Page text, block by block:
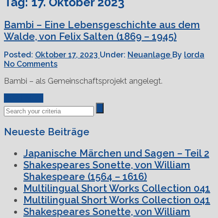
Bambi – Eine Lebensgeschichte aus dem
Walde, von Felix Salten (1869 – 1945)
Posted: Oktober 17, 2023 Under: Neuanlage By lorda
No Comments
Bambi – als Gemeinschaftsprojekt angelegt.
Neueste Beiträge
Japanische Märchen und Sagen – Teil 2
Shakespeares Sonette, von William
Shakespeare (1564 – 1616)
Multilingual Short Works Collection 041
Multilingual Short Works Collection 041
Shakespeares Sonette, von William